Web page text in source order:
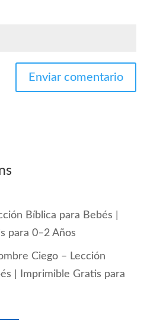
Bíblica para Bebés |
para 0–2 Años
Ciego – Lección
| Imprimible Gratis para